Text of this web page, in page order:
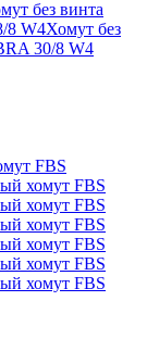
без винта
8 W4Хомут без
30/8 W4
FBS
хомут FBS
хомут FBS
хомут FBS
хомут FBS
хомут FBS
хомут FBS